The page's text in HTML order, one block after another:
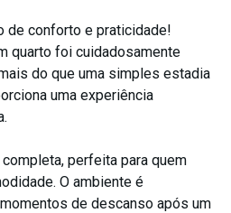
de conforto e praticidade!
quarto foi cuidadosamente
do que uma simples estadia
uma experiência
perfeita para quem
O ambiente é
de descanso após um